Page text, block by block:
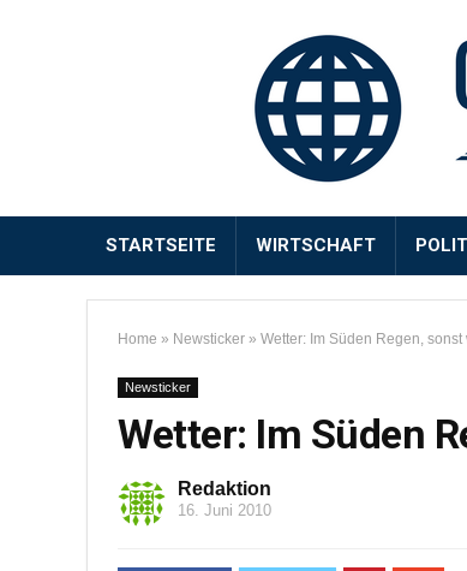
STARTSEITE WIRTSCHAFT
Home » Newsticker » Wetter: Im Süden Regen,
Newsticker
Wetter: Im Süden
Redaktion
16. Juni 2010